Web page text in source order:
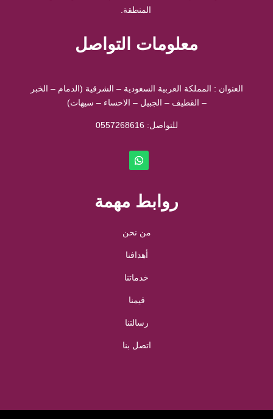
المنطقة.
معلومات التواصل
العنوان : المملكة العربية السعودية – الشرقية (الدمام – الخبر
– القطيف – الجبيل – الاحساء – سيهات)
للتواصل: ⁦ 0557268616
روابط مهمة
من نحن
أهدافنا
خدماتنا
قيمنا
رسالتنا
اتصل بنا